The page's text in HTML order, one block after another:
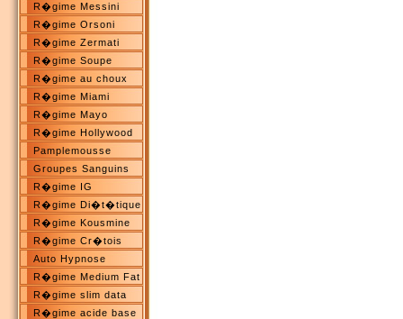
R�gime Messini
R�gime Orsoni
R�gime Zermati
R�gime Soupe
R�gime au choux
R�gime Miami
R�gime Mayo
R�gime Hollywood
Pamplemousse
Groupes Sanguins
R�gime IG
R�gime Di�t�tique
R�gime Kousmine
R�gime Cr�tois
Auto Hypnose
R�gime Medium Fat
R�gime slim data
R�gime acide base